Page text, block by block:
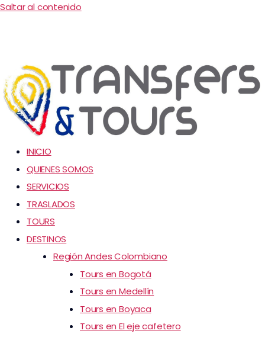
Saltar al contenido
INICIO
QUIENES SOMOS
SERVICIOS
TRASLADOS
TOURS
DESTINOS
Región Andes Colombiano
Tours en Bogotá
Tours en Medellín
Tours en Boyaca
Tours en El eje cafetero